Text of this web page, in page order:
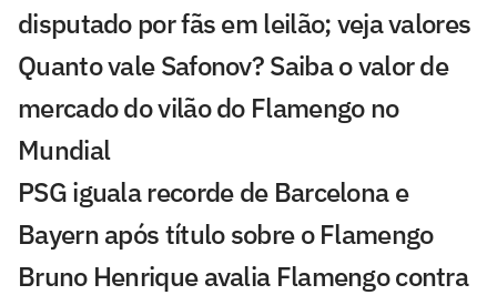
disputado por fãs em leilão; veja valores
Quanto vale Safonov? Saiba o valor de
mercado do vilão do Flamengo no
Mundial
PSG iguala recorde de Barcelona e
Bayern após título sobre o Flamengo
Bruno Henrique avalia Flamengo contra